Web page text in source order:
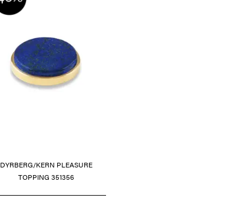
DYRBERG/KERN PLEASURE
TOPPING 351356